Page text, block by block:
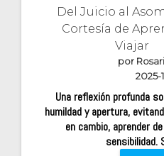
Del Juicio al
Cortesía de
Viajar
por
2025-
Una reflexión profunda
humildad y apertura,
en cambio, aprender
sensibilidad.